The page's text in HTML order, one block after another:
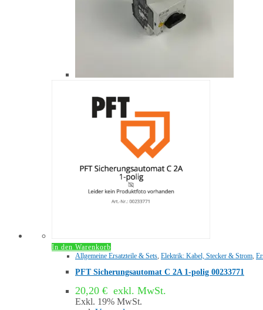
In den Warenkorb
Allgemeine Ersatzteile & Sets Elektrik: Kabel, Stecker & Strom
PFT Sicherungsautomat C 2A 1-polig 00233771
20,20 € exkl. MwSt.
Exkl. 19% MwSt.